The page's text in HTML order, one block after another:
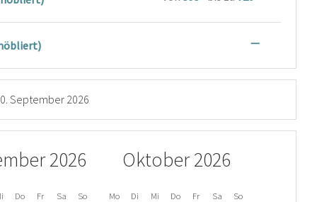
—
September 2026
2026
Do Fr Sa So
Oktober 2026
Mo Di Mi Do Fr Sa So